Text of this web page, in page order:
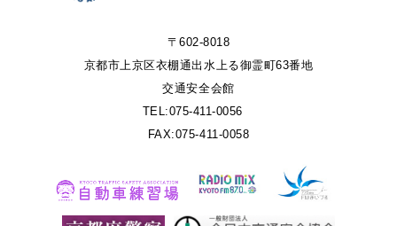
〒602-8018
京都市上京区衣棚通出水上る御霊町63番地
交通安全会館
TEL:075-411-0056
FAX:075-411-0058